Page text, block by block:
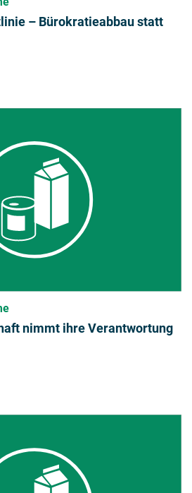
– Bürokratieabbau statt
nimmt ihre Verantwortung